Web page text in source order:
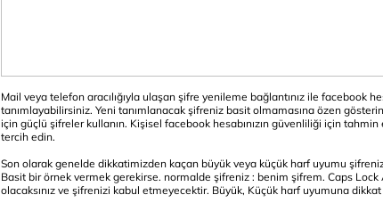
Mail veya telefon aracılığıyla ulaşan şifre yenileme bağlantınız ile facebook
tanımlayabilirsiniz. Yeni tanımlanacak şifreniz basit olmamasına özen
için güçlü şifreler kullanın. Kişisel facebook hesabınızın güvenliliği için
tercih edin.
Son olarak genelde dikkatimizden kaçan büyük veya küçük harf uyumu
Basit bir örnek vermek gerekirse. normalde şifreniz : benim şifrem. Caps Lock
olacaksınız ve şifrenizi kabul etmeyecektir. Büyük, Küçük harf uyumuna